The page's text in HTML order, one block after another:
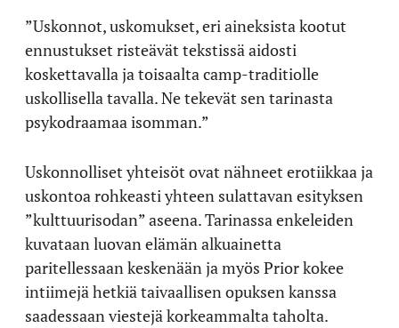
”Uskonnot, uskomukset, eri aineksista kootut
ennustukset risteävät tekstissä aidosti
koskettavalla ja toisaalta camp-traditiolle
uskollisella tavalla. Ne tekevät sen tarinasta
psykodraamaa isomman.”
Uskonnolliset yhteisöt ovat nähneet erotiikkaa ja
uskontoa rohkeasti yhteen sulattavan esityksen
”kulttuurisodan” aseena. Tarinassa enkeleiden
kuvataan luovan elämän alkuainetta
paritellessaan keskenään ja myös Prior kokee
intiimejä hetkiä taivaallisen opuksen kanssa
saadessaan viestejä korkeammalta taholta.